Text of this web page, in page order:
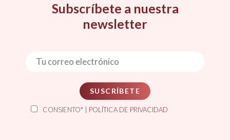
Subscríbete a nuestra
newsletter
SUSCRÍBETE
CONSIENTO* | POLÍTICA DE PRIVACIDAD